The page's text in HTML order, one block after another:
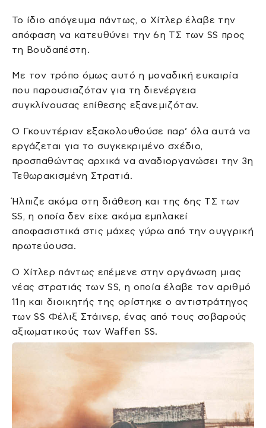
Το ίδιο απόγευμα πάντως, ο Χίτλερ έλαβε την
απόφαση να κατευθύνει την 6η ΤΣ των SS προς
τη Βουδαπέστη.
Με τον τρόπο όμως αυτό η μοναδική ευκαιρία
που παρουσιαζόταν για τη διενέργεια
συγκλίνουσας επίθεσης εξανεμιζόταν.
Ο Γκουντέριαν εξακολουθούσε παρ’ όλα αυτά να
εργάζεται για το συγκεκριμένο σχέδιο,
προσπαθώντας αρχικά να αναδιοργανώσει την 3η
Τεθωρακισμένη Στρατιά.
Ήλπιζε ακόμα στη διάθεση και της 6ης ΤΣ των
SS, η οποία δεν είχε ακόμα εμπλακεί
αποφασιστικά στις μάχες γύρω από την ουγγρική
πρωτεύουσα.
Ο Χίτλερ πάντως επέμενε στην οργάνωση μιας
νέας στρατιάς των SS, η οποία έλαβε τον αριθμό
11η και διοικητής της ορίστηκε ο αντιστράτηγος
των SS Φέλιξ Στάινερ, ένας από τους σοβαρούς
αξιωματικούς των Waffen SS.